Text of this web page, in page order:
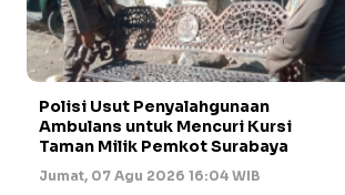
Polisi Usut Penyalahgunaan
Ambulans untuk Mencuri Kursi
Taman Milik Pemkot Surabaya
Jumat, 07 Agu 2026 16:04 WIB